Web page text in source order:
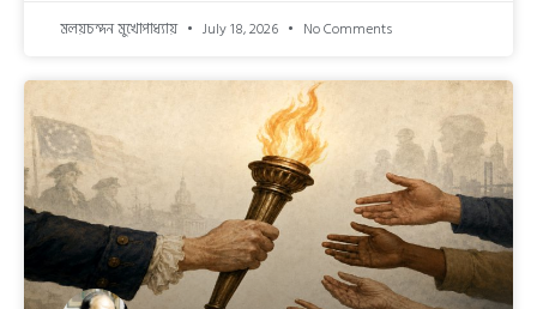
মলয়চন্দন মুখোপাধ্যায়
July 18, 2026 No Comments